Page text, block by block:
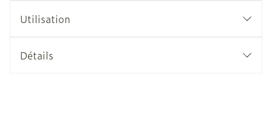
Utilisation
Détails